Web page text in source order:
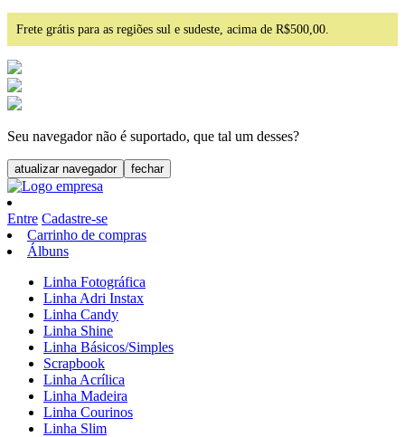
Frete grátis para as regiões sul e sudeste, acima de R$500,00.
Seu navegador não é suportado, que tal um desses?
atualizar navegador fechar
Entre Cadastre-se
Carrinho de compras
Álbuns
Linha Fotográfica
Linha Adri Instax
Linha Candy
Linha Shine
Linha Básicos/Simples
Scrapbook
Linha Acrílica
Linha Madeira
Linha Courinos
Linha Slim